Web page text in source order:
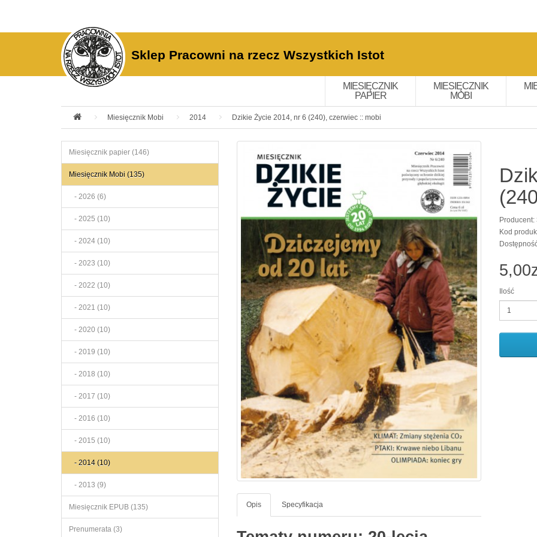
Sklep Pracowni na rzecz Wszystkich Istot
MIESIĘCZNIK
PAPIER
MIESIĘCZNIK
MOBI
Miesięcznik Mobi 2014 Dzikie Życie 2014, nr 6 (240), czerwiec :: mobi
Miesięcznik papier (146)
Miesięcznik Mobi (135)
- 2026 (6)
- 2025 (10)
- 2024 (10)
- 2023 (10)
- 2022 (10)
- 2021 (10)
- 2020 (10)
- 2019 (10)
- 2018 (10)
- 2017 (10)
- 2016 (10)
- 2015 (10)
- 2014 (10)
- 2013 (9)
Miesięcznik EPUB (135)
Prenumerata (3)
Opis Specyfikacja
Producent:
Kod
Ilość